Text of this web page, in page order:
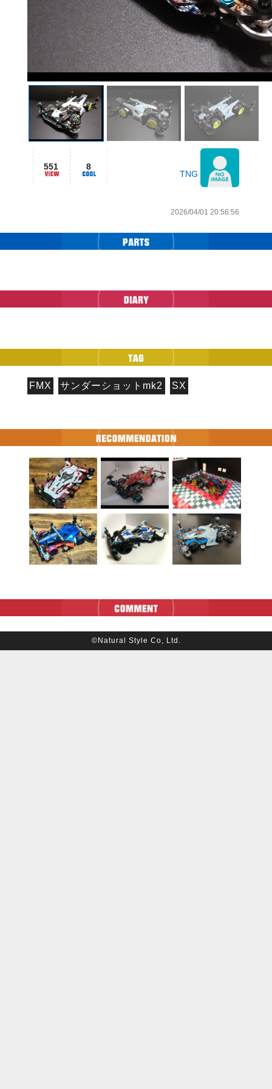
551 8
TNG
2026/04/01 20:56:56
FMX サンダーショットmk2 SX
©Natural Style Co, Ltd.